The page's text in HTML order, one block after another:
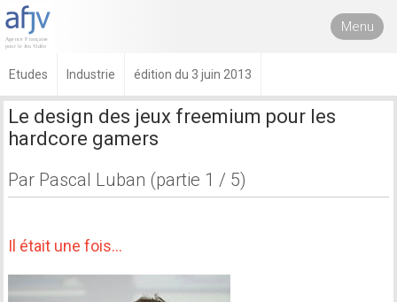
Menu
Etudes Industrie édition du 3 juin 2013
Le design des jeux freemium pour les
hardcore gamers
Par Pascal Luban (partie 1 / 5)
Il était une fois...